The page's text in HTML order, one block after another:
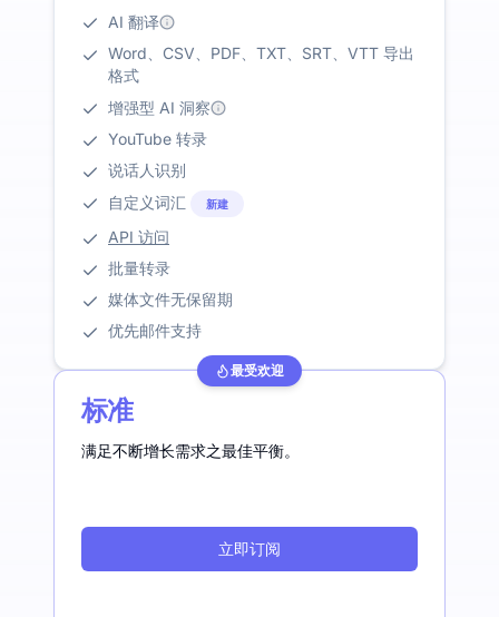
AI 翻译
Word、CSV、PDF、TXT、SRT、VTT 导出
格式
增强型 AI 洞察
YouTube 转录
说话人识别
自定义词汇
新建
API 访问
批量转录
媒体文件无保留期
优先邮件支持
最受欢迎
标准
满足不断增长需求之最佳平衡。
立即订阅